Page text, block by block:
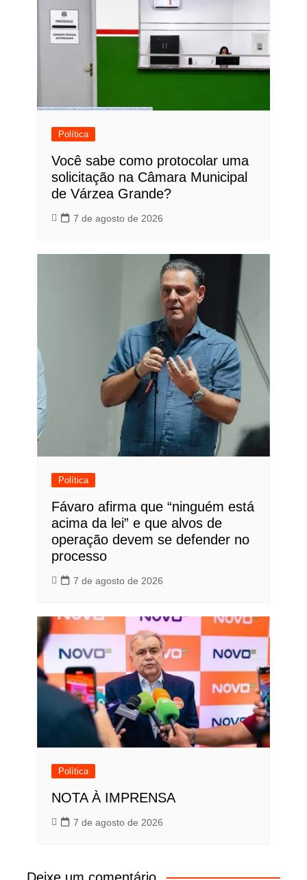
Política
Você sabe como protocolar uma
solicitação na Câmara Municipal
de Várzea Grande?
7 de agosto de 2026
Política
Fávaro afirma que “ninguém está
acima da lei” e que alvos de
operação devem se defender no
processo
7 de agosto de 2026
Política
NOTA À IMPRENSA
7 de agosto de 2026